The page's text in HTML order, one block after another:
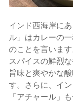
インド西海岸に
ル」はカレーの
のことを言います
スパイスの鮮烈
旨味と爽やかな
す。さらに、イ
「アチャール」